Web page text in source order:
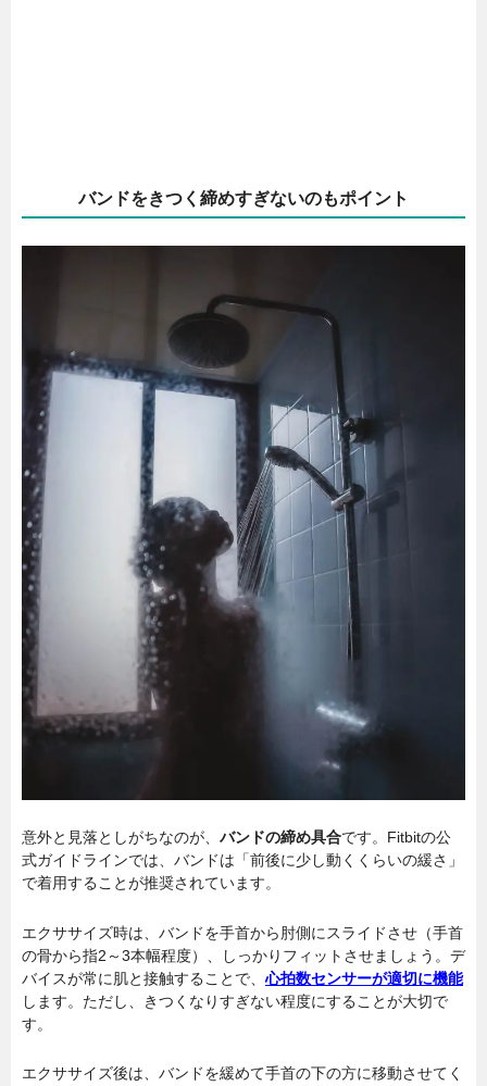
バンドをきつく締めすぎないのもポイント
意外と見落としがちなのが、 バンドの締め具合です。Fitbitの公
式ガイドラインでは、バンドは「前後に少し動くくらいの緩さ」
で着用することが推奨されています。
エクササイズ時は、バンドを手首から肘側にスライドさせ（手首
の骨から指2～3本幅程度）、しっかりフィットさせましょう。デ
バイスが常に肌と接触することで、 心拍数センサーが適切に機能
します。ただし、きつくなりすぎない程度にすることが大切で
す。
エクササイズ後は、バンドを緩めて手首の下の方に移動させてく